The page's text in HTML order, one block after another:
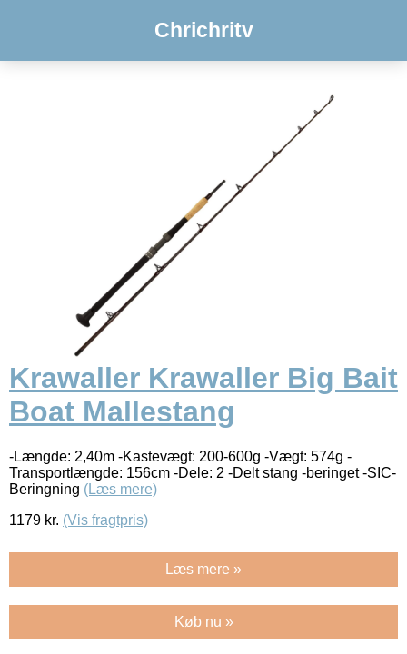
Chrichritv
Krawaller Krawaller Big Bait
Boat Mallestang
-Længde: 2,40m -Kastevægt: 200-600g -Vægt: 574g -
Transportlængde: 156cm -Dele: 2 -Delt stang -beringet -SIC-
Beringning (Læs mere)
1179 kr. (Vis fragtpris)
Læs mere »
Køb nu »